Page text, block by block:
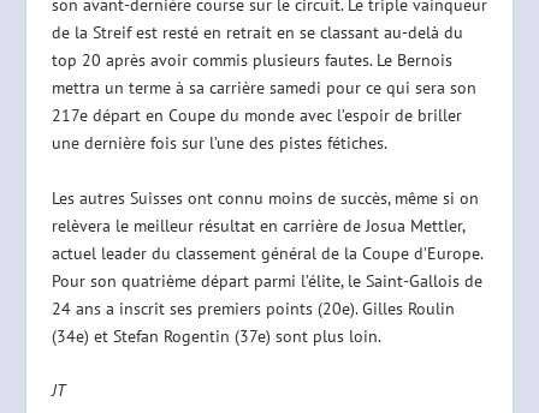
son avant-dernière course sur le circuit. Le triple vainqueur
de la Streif est resté en retrait en se classant au-delà du
top 20 après avoir commis plusieurs fautes. Le Bernois
mettra un terme à sa carrière samedi pour ce qui sera son
217e départ en Coupe du monde avec l’espoir de briller
une dernière fois sur l’une des pistes fétiches.
Les autres Suisses ont connu moins de succès, même si on
relèvera le meilleur résultat en carrière de Josua Mettler,
actuel leader du classement général de la Coupe d’Europe.
Pour son quatrième départ parmi l’élite, le Saint-Gallois de
24 ans a inscrit ses premiers points (20e). Gilles Roulin
(34e) et Stefan Rogentin (37e) sont plus loin.
JT